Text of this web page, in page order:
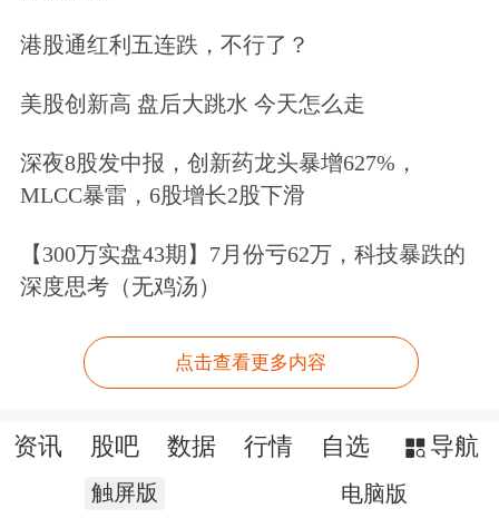
港股通红利五连跌，不行了？
美股创新高 盘后大跳水 今天怎么走
深夜8股发中报，创新药龙头暴增627%，
MLCC暴雷，6股增长2股下滑
【300万实盘43期】7月份亏62万，科技暴跌的
深度思考（无鸡汤）
点击查看更多内容
资讯 股吧 数据 行情 自选 导航
触屏版 电脑版